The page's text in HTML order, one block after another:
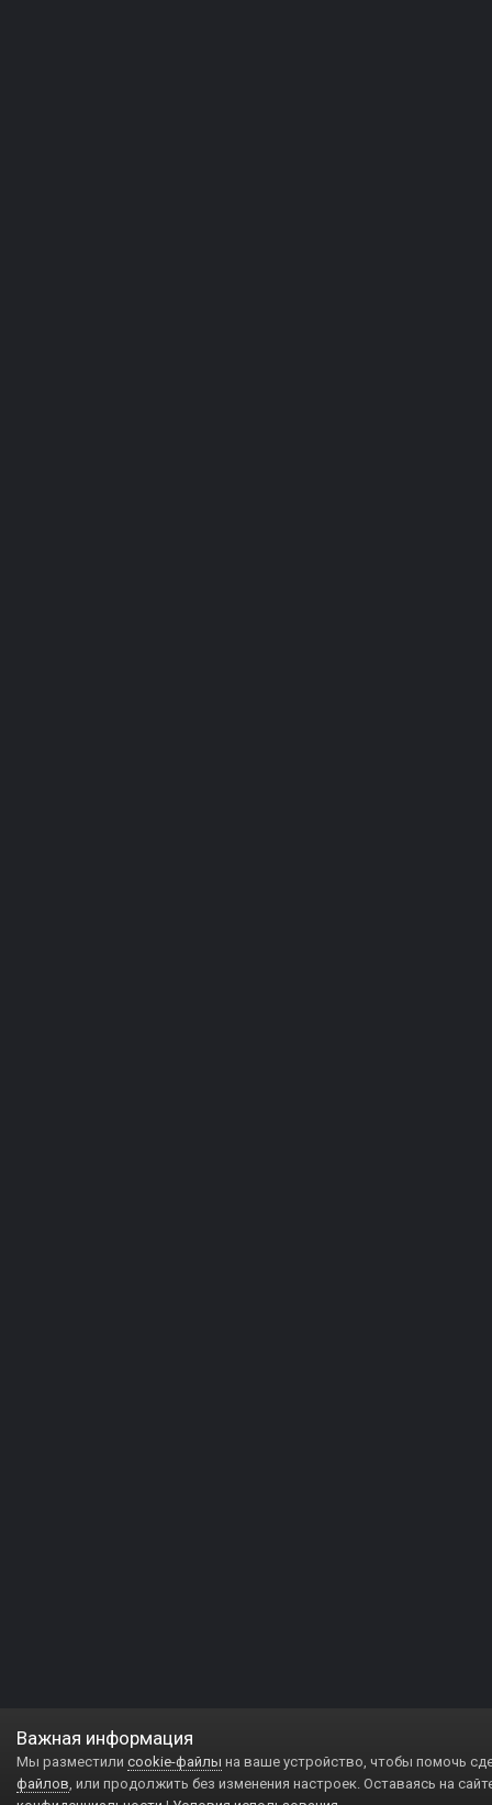
Важная информация
Мы разместили cookie-файлы на ваше устройство, чтобы помочь
файлов, или продолжить без изменения настроек. Оставаясь на